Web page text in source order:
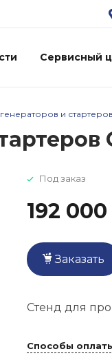
Сервисный
и
Под заказ
192
Заказать
Стенд для
Способы